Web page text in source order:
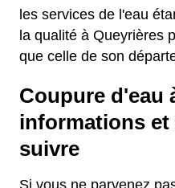
les services de l'eau
la qualité à Queyrières
que celle de son
Coupure d'eau
informations et
suivre
Si vous ne parvenez